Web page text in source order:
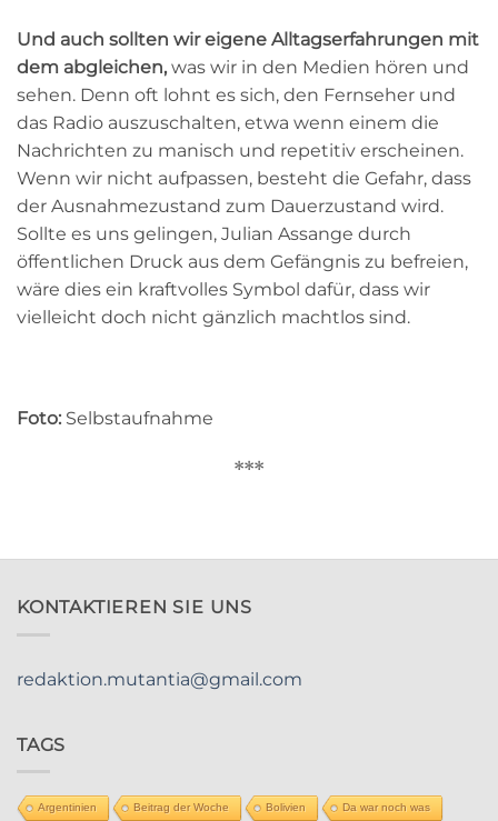
Und auch sollten wir eigene Alltagserfahrungen mit
dem abgleichen, was wir in den Medien hören und
sehen. Denn oft lohnt es sich, den Fernseher und
das Radio auszuschalten, etwa wenn einem die
Nachrichten zu manisch und repetitiv erscheinen.
Wenn wir nicht aufpassen, besteht die Gefahr, dass
der Ausnahmezustand zum Dauerzustand wird.
Sollte es uns gelingen, Julian Assange durch
öffentlichen Druck aus dem Gefängnis zu befreien,
wäre dies ein kraftvolles Symbol dafür, dass wir
vielleicht doch nicht gänzlich machtlos sind.
Foto: Selbstaufnahme
***
KONTAKTIEREN SIE UNS
redaktion.mutantia@gmail.com
TAGS
Argentinien Beitrag der Woche Bolivien Da war noch was